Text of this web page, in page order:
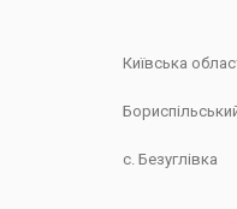
Київська
с. Безуглівка